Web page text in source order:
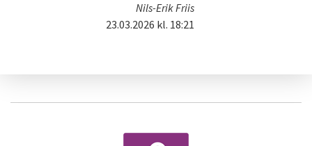
Nils-Erik Friis
23.03.2026 kl. 18:21